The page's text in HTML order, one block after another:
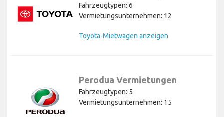
Fahrzeugtypen: 6
Vermietungsunternehmen: 12
Toyota-Mietwagen anzeigen
Perodua Vermietungen
Fahrzeugtypen: 5
Vermietungsunternehmen: 15